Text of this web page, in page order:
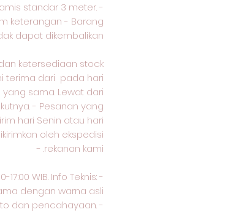
standar 3 meter. -
keterangan - Barang
dapat dikembalikan.
ketersediaan stock
terima dari pada hari
yang sama. Lewat dari
- Pesanan yang
hari Senin atau hari
oleh ekspedisi
rekanan kami. -
WIB. Info Teknis: -
dengan warna asli
dan pencahayaan. -